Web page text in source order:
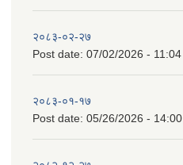
२०८३-०२-२७
Post date: 07/02/2026 - 11:04
२०८३-०१-१७
Post date: 05/26/2026 - 14:00